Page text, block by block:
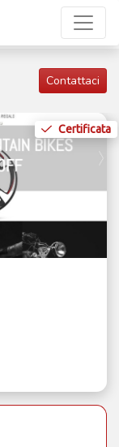
Contattaci
Certificata